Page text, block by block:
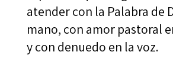
atender con la Palabra de
mano, con amor pastoral
y con denuedo en la voz.